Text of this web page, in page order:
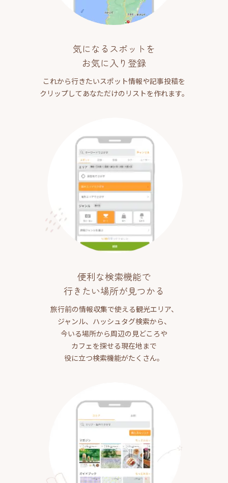
気になるスポットを
お気に入り登録
これから行きたいスポット情報や記事投稿を
クリップしてあなただけのリストを作れます。
便利な検索機能で
行きたい場所が見つかる
旅行前の情報収集で使える観光エリア、
ジャンル、ハッシュタグ検索から、
今いる場所から周辺の見どころや
カフェを探せる現在地まで
役に立つ検索機能がたくさん。